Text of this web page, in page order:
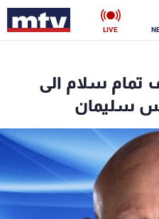
LIVE
تمام سلام الى
سليمان
ناس
فن